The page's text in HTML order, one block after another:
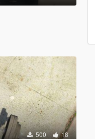
500 18